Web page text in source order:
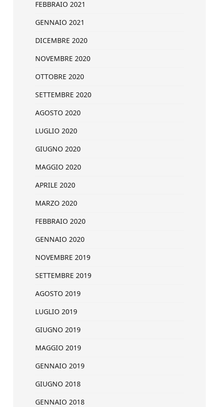
FEBBRAIO 2021
GENNAIO 2021
DICEMBRE 2020
NOVEMBRE 2020
OTTOBRE 2020
SETTEMBRE 2020
AGOSTO 2020
LUGLIO 2020
GIUGNO 2020
MAGGIO 2020
APRILE 2020
MARZO 2020
FEBBRAIO 2020
GENNAIO 2020
NOVEMBRE 2019
SETTEMBRE 2019
AGOSTO 2019
LUGLIO 2019
GIUGNO 2019
MAGGIO 2019
GENNAIO 2019
GIUGNO 2018
GENNAIO 2018